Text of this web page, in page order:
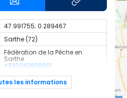
47.991755; 0.289467
Sarthe (72)
Fédération de la Pêche en
Sarthe
+330243856601
Carnassier, carpe, poisson
blancles informations